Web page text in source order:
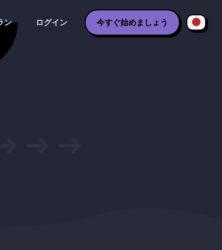
ン ログイン 今すぐ始めましょう